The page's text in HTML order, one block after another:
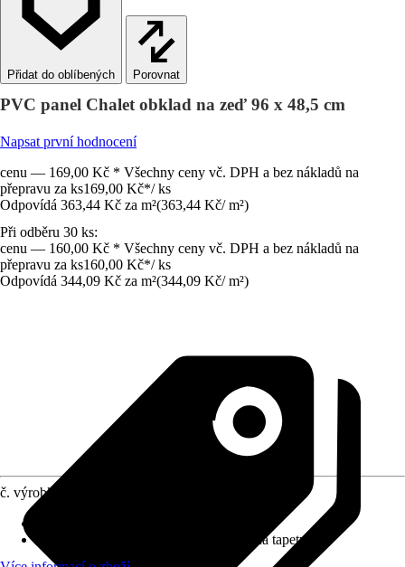
Porovnat
PVC panel Chalet obklad na zeď 96 x 48,5 cm
Napsat první hodnocení
cenu — 169,00 Kč * Všechny ceny vč. DPH a bez nákladů na
přepravu za ks169,00 Kč*/ ks
Odpovídá 363,44 Kč za m²(363,44 Kč/ m²)
Při odběru 30 ks:
cenu — 160,00 Kč * Všechny ceny vč. DPH a bez nákladů na
přepravu za ks160,00 Kč*/ ks
Odpovídá 344,09 Kč za m²(344,09 Kč/ m²)
č. výrobku
Speciální lepidlo na tapety